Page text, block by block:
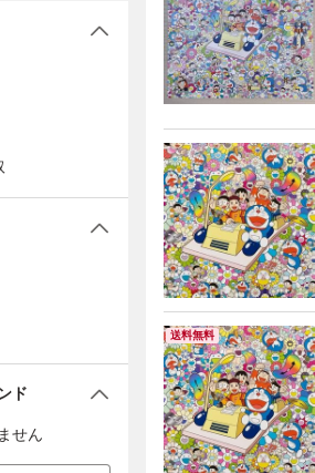
送料無料
ド
せん